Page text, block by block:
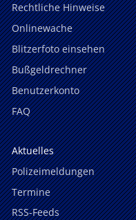
Rechtliche Hinweise
Onlinewache
Blitzerfoto einsehen
Bußgeldrechner
Benutzerkonto
FAQ
Aktuelles
Polizeimeldungen
Termine
RSS-Feeds